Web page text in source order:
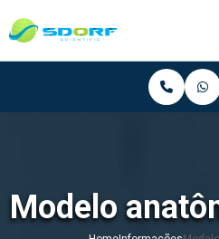
Modelo